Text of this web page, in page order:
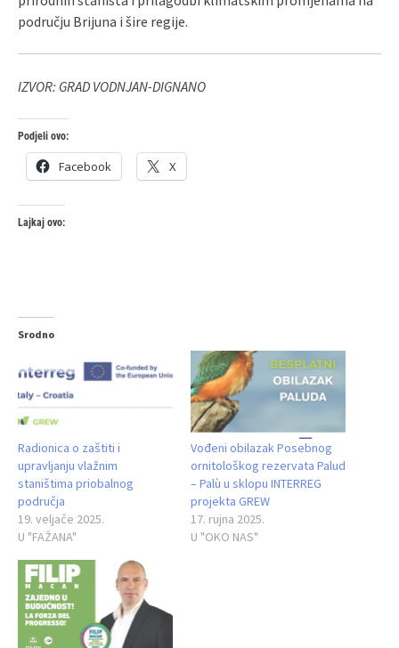
području Brijuna i šire regije.
IZVOR: GRAD VODNJAN-DIGNANO
Podjeli ovo:
Facebook X
Lajkaj ovo:
Srodno
Radionica o zaštiti i
upravljanju vlažnim
staništima priobalnog
područja
19. veljače 2025.
U "FAŽANA"
Vođeni obilazak Posebnog
ornitološkog rezervata Palud
– Palù u sklopu INTERREG
projekta GREW
17. rujna 2025.
U "OKO NAS"